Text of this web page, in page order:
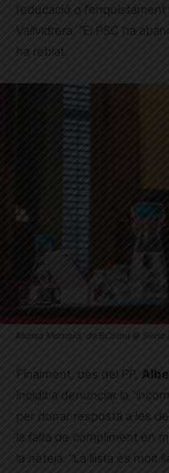
l’educació o
Vallvidrera. “El PSC ha
ha reblat.
Munsa Mompió, de BComú © Sílvia
Finalment, des del PP,
incidit a denunciar la
per donar resposta a les
la falta de compliment en
la neteja. “La llista és molt